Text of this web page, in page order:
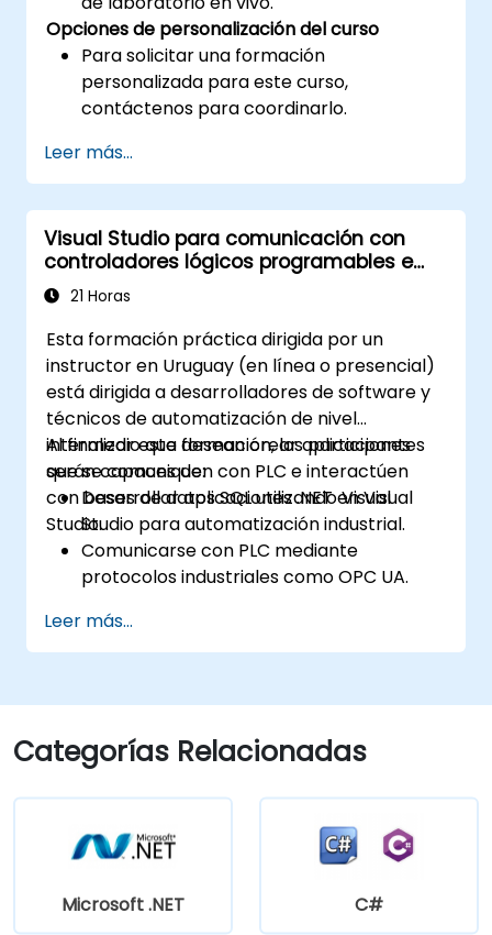
Opciones de personalización del curso
Para solicitar una formación
personalizada para este curso,
contáctenos para coordinarlo.
Leer más...
Visual Studio para comunicación con
controladores lógicos programables e
integración de bases de datos
21 Horas
Esta formación práctica dirigida por un
instructor en Uruguay (en línea o presencial)
está dirigida a desarrolladores de software y
técnicos de automatización de nivel
intermedio que desean crear aplicaciones
que se comuniquen con PLC e interactúen
con bases de datos SQL utilizando Visual
Studio.
Al finalizar esta formación, los participantes
serán capaces de:
Desarrollar aplicaciones .NET en Visual
Studio para automatización industrial.
Comunicarse con PLC mediante
protocolos industriales como OPC UA.
datos usando SQL Server para almacenar
y recuperar datos de los PLC.
aplicaciones para entornos industriales
en tiempo real.
Leer más...
Categorías Relacionadas
Microsoft .NET C#